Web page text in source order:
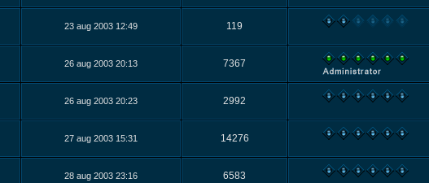
23 aug 2003 12:49 119
26 aug 2003 20:13 7367
26 aug 2003 20:23 2992
27 aug 2003 15:31 14276
28 aug 2003 23:16 6583